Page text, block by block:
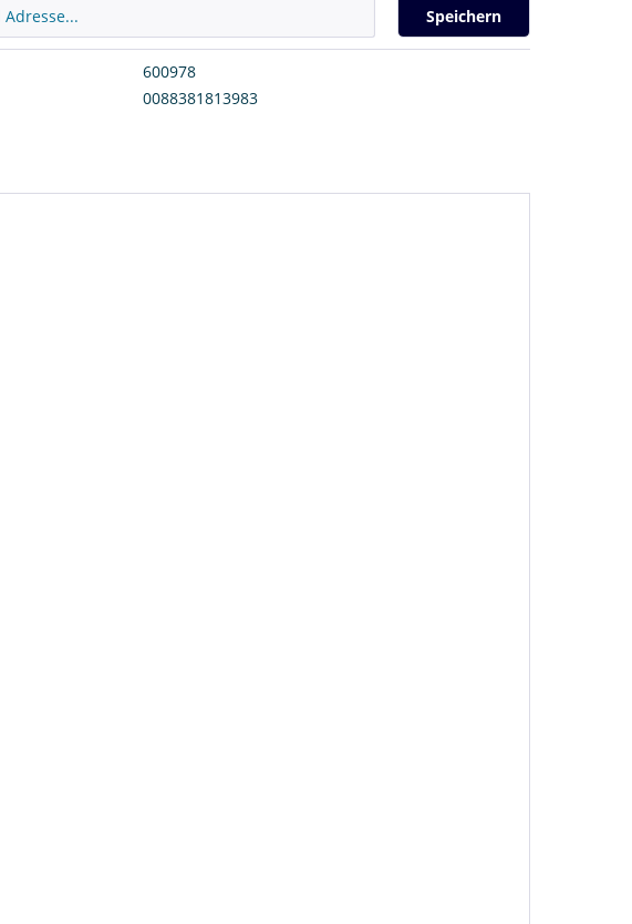
Speichern
600978
0088381813983